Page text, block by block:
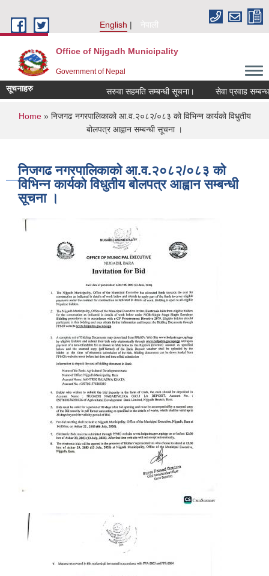
English
नेपाली
Office of Nijgadh Municipality
Government of Nepal
सूचनाहरु सरुवा सहमति सम्बन्धी सूचना। सेवा प्रवाह सम्बन्धमा।
You are here
Home» निजगढ नगरपालिकाको आ.व.२०८२/०८३ को विभिन्न कार्यको विधुतीय
बोलपत्र आह्वान सम्बन्धी सूचना ।
निजगढ नगरपालिकाको आ.व.२०८२/०८३ को
विभिन्न कार्यको विधुतीय बोलपत्र आह्वान सम्बन्धी
सूचना ।